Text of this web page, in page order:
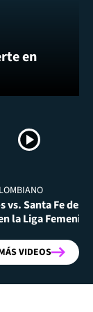
en
vs. Santa Fe
la Liga Femenina
VIDEOS